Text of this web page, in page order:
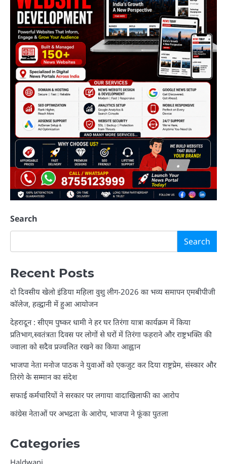
Search
Search
Recent Posts
दो दिवसीय खेलो इंडिया महिला वुशु लीग-2026 का भव्य समापन एमबीपीजी
कॉलेज, हल्द्वानी में हुआ आयोजन
देहरादून : सीएम पुष्कर धामी ने हर घर तिरंगा यात्रा कार्यक्रम में किया
प्रतिभाग,स्वतंत्रता दिवस पर लोगों से घरों में तिरंगा फहराने और राष्ट्रभक्ति की
ज्वाला को सदैव प्रज्वलित रखने का किया आह्वान
भाजपा नेता मनोज पाठक ने युवाओं को एकजुट कर दिया राष्ट्रप्रेम, संस्कार और
तिरंगे के सम्मान का संदेश
सफाई कर्मचारियों ने सरकार पर लगाया वादाखिलाफी का आरोप
कांग्रेस नेताओं पर अभद्रता के आरोप, भाजपा ने फूंका पुतला
Categories